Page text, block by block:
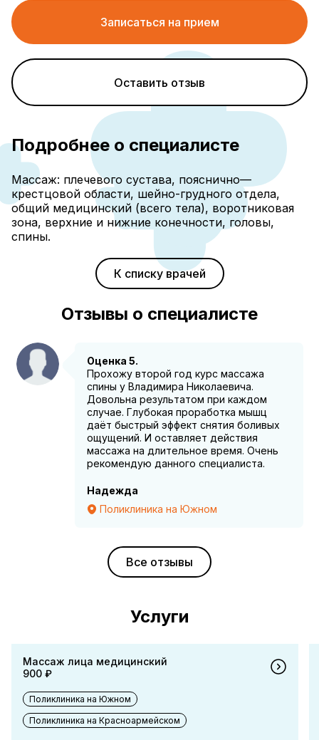
Записаться на прием
Оставить отзыв
Подробнее о специалисте
Массаж: плечевого сустава, пояснично—
крестцовой области, шейно-грудного отдела,
общий медицинский (всего тела), воротниковая
зона, верхние и нижние конечности, головы,
спины.
К списку врачей
Отзывы о специалисте
Оценка 5.
Прохожу второй год курс массажа
спины у Владимира Николаевича.
Довольна результатом при каждом
случае. Глубокая проработка мышц
даёт быстрый эффект снятия боливых
ощущений. И оставляет действия
массажа на длительное время. Очень
рекомендую данного специалиста.
Надежда
Поликлиника на Южном
Все отзывы
Услуги
Массаж лица медицинский
900 ₽
Поликлиника на Южном
Поликлиника на Красноармейском